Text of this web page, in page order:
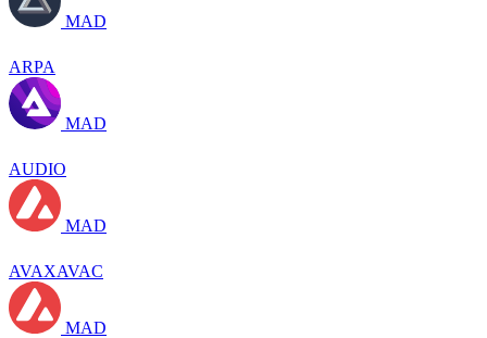
MAD
ARPA
MAD
AUDIO
MAD
AVAXAVAC
MAD